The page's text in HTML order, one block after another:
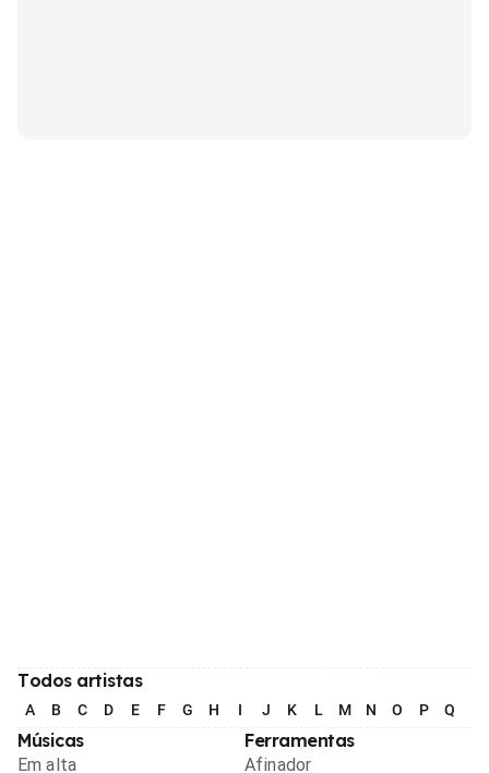
Todos artistas
A B C D E F G H I J K L M N O P Q
Músicas
Em alta
Ferramentas
Afinador